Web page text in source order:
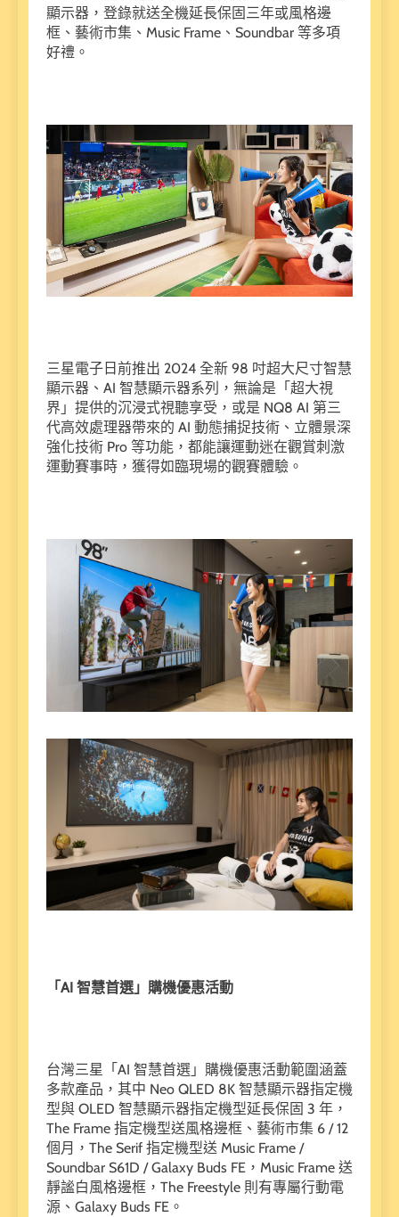
顯示器，登錄就送全機延長保固三年或風格邊
框、藝術市集、Music Frame、Soundbar 等多項
好禮。
三星電子日前推出 2024 全新 98 吋超大尺寸智慧
顯示器、AI 智慧顯示器系列，無論是「超大視
界」提供的沉浸式視聽享受，或是 NQ8 AI 第三
代高效處理器帶來的 AI 動態捕捉技術、立體景深
強化技術 Pro 等功能，都能讓運動迷在觀賞刺激
運動賽事時，獲得如臨現場的觀賽體驗。
「AI 智慧首選」購機優惠活動
台灣三星「AI 智慧首選」購機優惠活動範圍涵蓋
多款產品，其中 Neo QLED 8K 智慧顯示器指定機
型與 OLED 智慧顯示器指定機型延長保固 3 年，
The Frame 指定機型送風格邊框、藝術市集 6 / 12
個月，The Serif 指定機型送 Music Frame /
Soundbar S61D / Galaxy Buds FE，Music Frame 送
靜謐白風格邊框，The Freestyle 則有專屬行動電
源、Galaxy Buds FE。